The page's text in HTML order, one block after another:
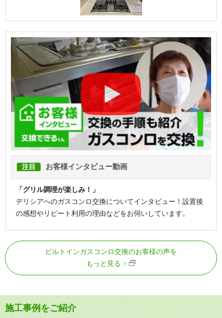
注目 お客様インタビュー動画
「グリル調理が楽しみ！」
デリシアへのガスコンロ交換についてインタビュー！設置後
の感想やリピート利用の理由などをお伺いしています。
ビルトインガスコンロ交換のお客様の声を
もっと見る
施工事例をご紹介